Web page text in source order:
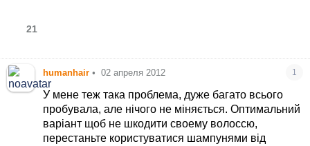
21
humanhair • 02 апреля 2012 1
У мене теж така проблема, дуже багато всього
пробувала, але нічого не міняється. Оптимальний
варіант щоб не шкодити своему волоссю,
перестаньте користуватися шампунями від